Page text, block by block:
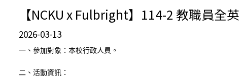
【NCKU x Fulbright】114-2 教職員全
2026-03-13
一、參加對象：本校行政人員。
二、活動資訊：